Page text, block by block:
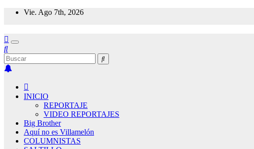
Saltar
Vie. Ago 7th, 2026
INICIO
REPORTAJE
VIDEO REPORTAJES
Big Brother
Aquí no es Villamelón
COLUMNISTAS